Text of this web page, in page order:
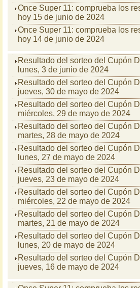
Once Super 11: comprueba los
hoy 15 de junio de 2024
Once Super 11: comprueba los
hoy 14 de junio de 2024
Resultado del sorteo del Cupón
lunes, 3 de junio de 2024
Resultado del sorteo del Cupón
jueves, 30 de mayo de 2024
Resultado del sorteo del Cupón
miércoles, 29 de mayo de 2024
Resultado del sorteo del Cupón
martes, 28 de mayo de 2024
Resultado del sorteo del Cupón
lunes, 27 de mayo de 2024
Resultado del sorteo del Cupón
jueves, 23 de mayo de 2024
Resultado del sorteo del Cupón
miércoles, 22 de mayo de 2024
Resultado del sorteo del Cupón
martes, 21 de mayo de 2024
Resultado del sorteo del Cupón
lunes, 20 de mayo de 2024
Resultado del sorteo del Cupón
jueves, 16 de mayo de 2024